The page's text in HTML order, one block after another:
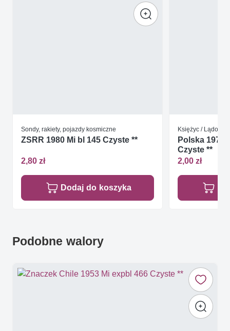
Sondy, rakiety, pojazdy kosmiczne
ZSRR 1980 Mi bl 145 Czyste **
2,80 zł
Dodaj do koszyka
Księżyc /
Polska 1970
Czyste **
2,00 zł
Podobne walory